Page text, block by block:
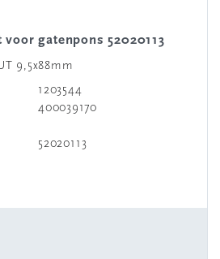
voor gatenpons 52020113
9,5x88mm
1203544
400039170
52020113